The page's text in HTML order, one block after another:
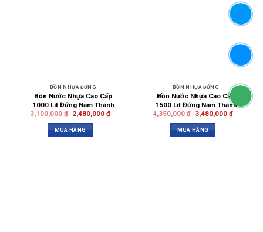
BỒN NHỰA ĐỨNG
Bồn Nước Nhựa Cao Cấp
1000 Lít Đứng Nam Thành
3,100,000₫ 2,480,000 ₫
MUA HÀNG
BỒN NHỰA ĐỨNG
Bồn Nước Nhựa Cao Cấp
1500 Lít Đứng Nam Thành
4,350,000₫ 3,480,000 ₫
MUA HÀNG